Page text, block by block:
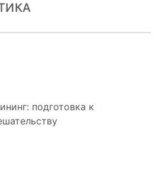
подготовка к